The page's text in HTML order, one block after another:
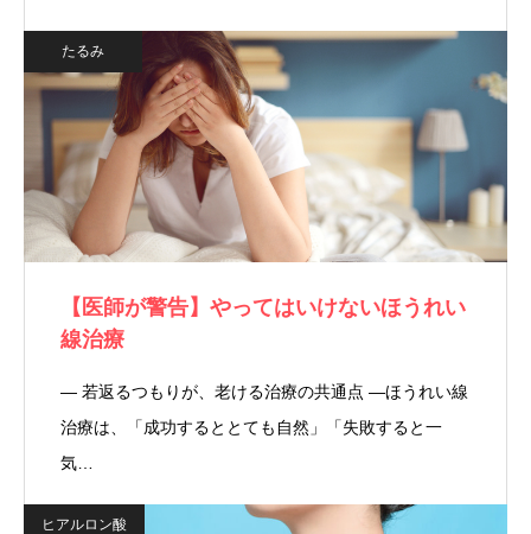
たるみ
【医師が警告】やってはいけないほうれい
線治療
― 若返るつもりが、老ける治療の共通点 ―ほうれい線
治療は、「成功するととても自然」「失敗すると一
気…
ヒアルロン酸